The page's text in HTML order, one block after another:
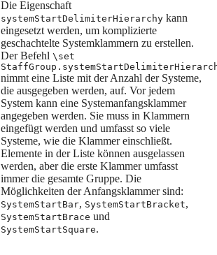
Die Eigenschaft
systemStartDelimiterHierarchykann
eingesetzt werden, um komplizierte
geschachtelte Systemklammern zu erstellen.
Der Befehl \set
nimmt eine Liste mit der Anzahl der Systeme,
die ausgegeben werden, auf. Vor jedem
System kann eine Systemanfangsklammer
angegeben werden. Sie muss in Klammern
eingefügt werden und umfasst so viele
Systeme, wie die Klammer einschließt.
Elemente in der Liste können ausgelassen
werden, aber die erste Klammer umfasst
immer die gesamte Gruppe. Die
Möglichkeiten der Anfangsklammer sind:
SystemStartBar, SystemStartBracket,
SystemStartBrace und
SystemStartSquare.